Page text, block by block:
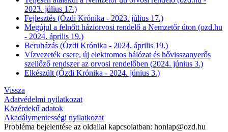
2023. július 17.)
Fejlesztés (Ózdi Krónika - 2023. július 17.)
Megújul a felnőtt háziorvosi rendelő a Nemzetőr úton (ozd.hu
- 2024. április 19.)
Beruházás (Ózdi Krónika - 2024. április 19.)
Vízvezeték csere, új elektromos hálózat és hővisszanyerős
szellőző rendszer az orvosi rendelőben (2024. június 3.)
Elkészült (Ózdi Krónika - 2024. június 3.)
Vissza
Adatvédelmi nyilatkozat
Közérdekű adatok
Akadálymentességi nyilatkozat
Probléma bejelentése az oldallal kapcsolatban: honlap@ozd.hu